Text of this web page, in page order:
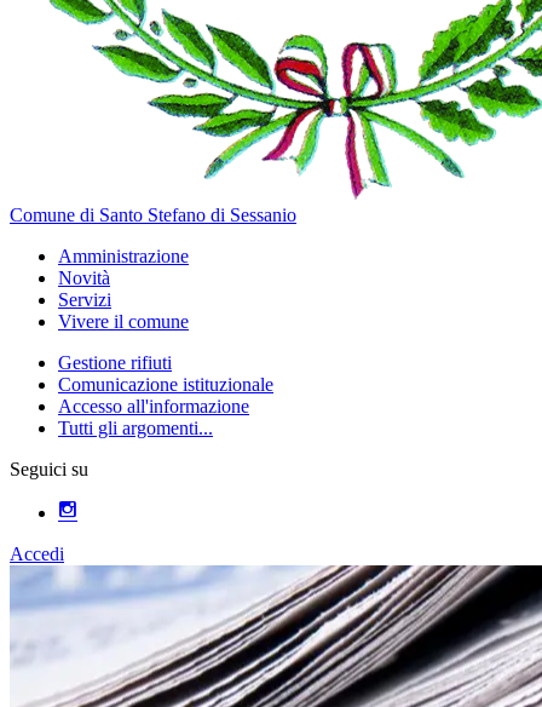
Comune di Santo Stefano di Sessanio
Amministrazione
Novità
Servizi
Vivere il comune
Gestione rifiuti
Comunicazione istituzionale
Accesso all'informazione
Tutti gli argomenti...
Seguici su
Accedi